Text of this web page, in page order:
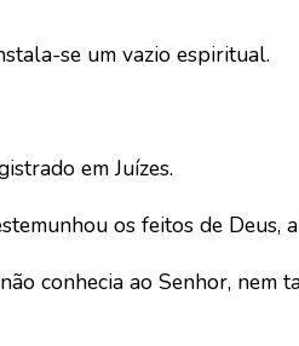
se um vazio espiritual.
em Juízes.
os feitos de Deus,
conhecia ao Senhor, nem